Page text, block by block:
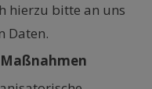
hierzu bitte an uns
Daten.